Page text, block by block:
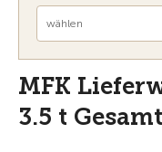
wählen
MFK
3.5 t